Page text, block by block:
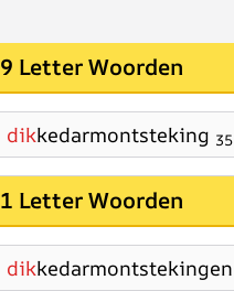
Letter Woorden
dikkedarmontsteking 35
Letter Woorden
dikkedarmontstekingen